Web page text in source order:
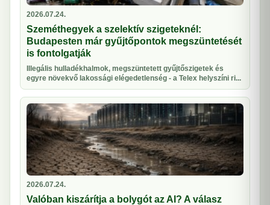
2026.07.24.
Szeméthegyek a szelektív szigeteknél:
Budapesten már gyűjtőpontok megszüntetését
is fontolgatják
Illegális hulladékhalmok, megszüntetett gyűjtőszigetek és
egyre növekvő lakossági elégedetlenség - a Telex helyszíni ri...
2026.07.24.
Valóban kiszárítja a bolygót az AI? A válasz